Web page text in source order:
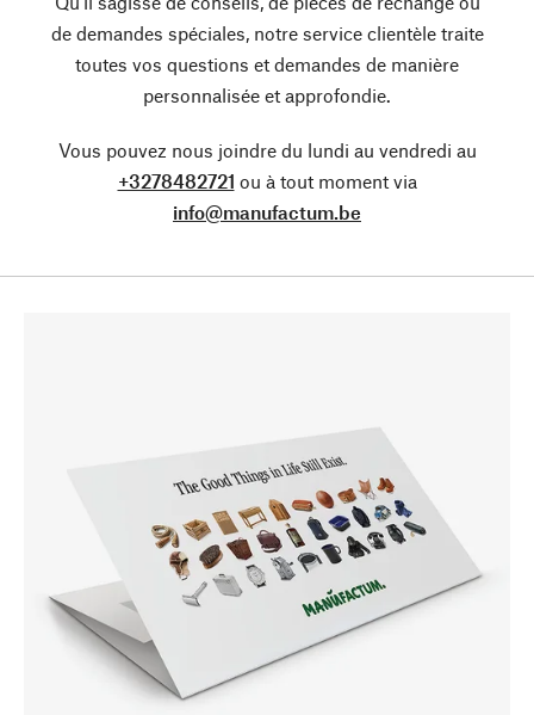
de demandes spéciales, notre service clientèle traite
toutes vos questions et demandes de manière
personnalisée et approfondie.
Vous pouvez nous joindre du lundi au vendredi au
+3278482721 ou à tout moment via
info@manufactum.be